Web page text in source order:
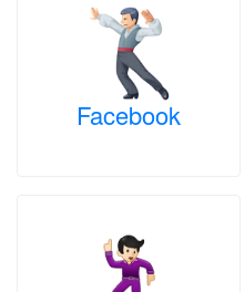
Facebook